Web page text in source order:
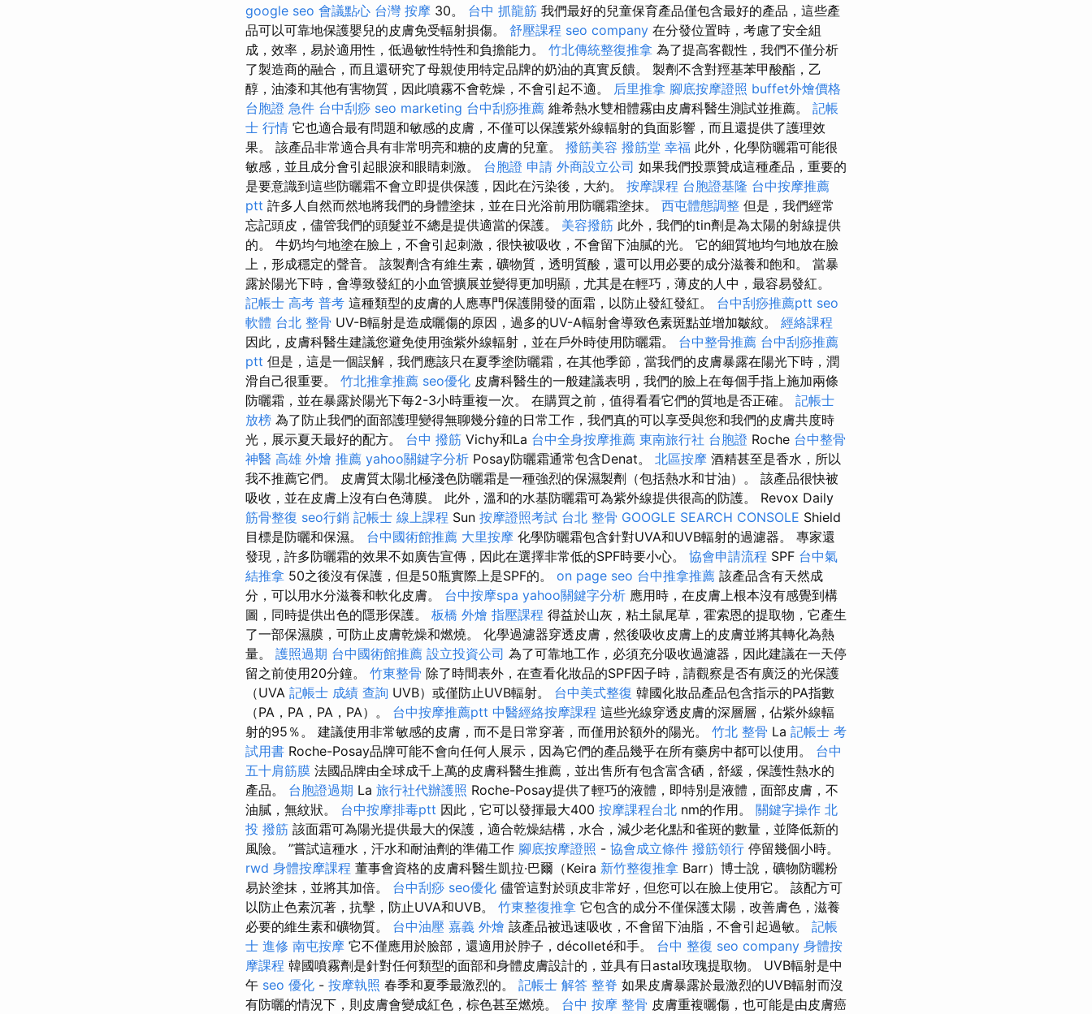
google seo 會議點心 台灣 按摩 30。 台中 抓龍筋 我們最好的兒童保育產品僅包含最好的產品，這些產
品可以可靠地保護嬰兒的皮膚免受輻射損傷。 舒壓課程 seo company 在分發位置時，考慮了安全組
成，效率，易於適用性，低過敏性特性和負擔能力。 竹北傳統整復推拿 為了提高客觀性，我們不僅分析
了製造商的融合，而且還研究了母親使用特定品牌的奶油的真實反饋。 製劑不含對羥基苯甲酸酯，乙
醇，油漆和其他有害物質，因此噴霧不會乾燥，不會引起不適。 后里推拿 腳底按摩證照 buffet外燴價格
台胞證 急件 台中刮痧 seo marketing 台中刮痧推薦 維希熱水雙相體霧由皮膚科醫生測試並推薦。 記帳
士 行情 它也適合最有問題和敏感的皮膚，不僅可以保護紫外線輻射的負面影響，而且還提供了護理效
果。 該產品非常適合具有非常明亮和糖的皮膚的兒童。 撥筋美容 撥筋堂 幸福 此外，化學防曬霜可能很
敏感，並且成分會引起眼淚和眼睛刺激。 台胞證 申請 外商設立公司 如果我們投票贊成這種產品，重要的
是要意識到這些防曬霜不會立即提供保護，因此在污染後，大約。 按摩課程 台胞證基隆 台中按摩推薦
ptt 許多人自然而然地將我們的身體塗抹，並在日光浴前用防曬霜塗抹。 西屯體態調整 但是，我們經常
忘記頭皮，儘管我們的頭髮並不總是提供適當的保護。 美容撥筋 此外，我們的tin劑是為太陽的射線提供
的。 牛奶均勻地塗在臉上，不會引起刺激，很快被吸收，不會留下油膩的光。 它的細質地均勻地放在臉
上，形成穩定的聲音。 該製劑含有維生素，礦物質，透明質酸，還可以用必要的成分滋養和飽和。 當暴
露於陽光下時，會導致發紅的小血管擴展並變得更加明顯，尤其是在輕巧，薄皮的人中，最容易發紅。
記帳士 高考 普考 這種類型的皮膚的人應專門保護開發的面霜，以防止發紅發紅。 台中刮痧推薦ptt seo
軟體 台北 整骨 UV-B輻射是造成曬傷的原因，過多的UV-A輻射會導致色素斑點並增加皺紋。 經絡課程
因此，皮膚科醫生建議您避免使用強紫外線輻射，並在戶外時使用防曬霜。 台中整骨推薦 台中刮痧推薦
ptt 但是，這是一個誤解，我們應該只在夏季塗防曬霜，在其他季節，當我們的皮膚暴露在陽光下時，潤
滑自己很重要。 竹北推拿推薦 seo優化 皮膚科醫生的一般建議表明，我們的臉上在每個手指上施加兩條
防曬霜，並在暴露於陽光下每2-3小時重複一次。 在購買之前，值得看看它們的質地是否正確。 記帳士
放榜 為了防止我們的面部護理變得無聊幾分鐘的日常工作，我們真的可以享受與您和我們的皮膚共度時
光，展示夏天最好的配方。 台中 撥筋 Vichy和La 台中全身按摩推薦 東南旅行社 台胞證 Roche 台中整骨
神醫 高雄 外燴 推薦 yahoo關鍵字分析 Posay防曬霜通常包含Denat。 北區按摩 酒精甚至是香水，所以
我不推薦它們。 皮膚質太陽北極淺色防曬霜是一種強烈的保濕製劑（包括熱水和甘油）。 該產品很快被
吸收，並在皮膚上沒有白色薄膜。 此外，溫和的水基防曬霜可為紫外線提供很高的防護。 Revox Daily
筋骨整復 seo行銷 記帳士 線上課程 Sun 按摩證照考試 台北 整骨 GOOGLE SEARCH CONSOLE Shield
目標是防曬和保濕。 台中國術館推薦 大里按摩 化學防曬霜包含針對UVA和UVB輻射的過濾器。 專家還
發現，許多防曬霜的效果不如廣告宣傳，因此在選擇非常低的SPF時要小心。 協會申請流程 SPF 台中氣
結推拿 50之後沒有保護，但是50瓶實際上是SPF的。 on page seo 台中推拿推薦 該產品含有天然成
分，可以用水分滋養和軟化皮膚。 台中按摩spa yahoo關鍵字分析 應用時，在皮膚上根本沒有感覺到構
圖，同時提供出色的隱形保護。 板橋 外燴 指壓課程 得益於山灰，粘土鼠尾草，霍索恩的提取物，它產生
了一部保濕膜，可防止皮膚乾燥和燃燒。 化學過濾器穿透皮膚，然後吸收皮膚上的皮膚並將其轉化為熱
量。 護照過期 台中國術館推薦 設立投資公司 為了可靠地工作，必須充分吸收過濾器，因此建議在一天停
留之前使用20分鐘。 竹東整骨 除了時間表外，在查看化妝品的SPF因子時，請觀察是否有廣泛的光保護
（UVA 記帳士 成績 查詢 UVB）或僅防止UVB輻射。 台中美式整復 韓國化妝品產品包含指示的PA指數
（PA，PA，PA，PA）。 台中按摩推薦ptt 中醫經絡按摩課程 這些光線穿透皮膚的深層層，佔紫外線輻
射的95％。 建議使用非常敏感的皮膚，而不是日常穿著，而僅用於額外的陽光。 竹北 整骨 La 記帳士 考
試用書 Roche-Posay品牌可能不會向任何人展示，因為它們的產品幾乎在所有藥房中都可以使用。 台中
五十肩筋膜 法國品牌由全球成千上萬的皮膚科醫生推薦，並出售所有包含富含硒，舒緩，保護性熱水的
產品。 台胞證過期 La 旅行社代辦護照 Roche-Posay提供了輕巧的液體，即特別是液體，面部皮膚，不
油膩，無紋狀。 台中按摩排毒ptt 因此，它可以發揮最大400 按摩課程台北 nm的作用。 關鍵字操作 北
投 撥筋 該面霜可為陽光提供最大的保護，適合乾燥結構，水合，減少老化點和雀斑的數量，並降低新的
風險。 ”嘗試這種水，汗水和耐油劑的準備工作 腳底按摩證照 - 協會成立條件 撥筋領行 停留幾個小時。
rwd 身體按摩課程 董事會資格的皮膚科醫生凱拉·巴爾（Keira 新竹整復推拿 Barr）博士說，礦物防曬粉
易於塗抹，並將其加倍。 台中刮痧 seo優化 儘管這對於頭皮非常好，但您可以在臉上使用它。 該配方可
以防止色素沉著，抗擊，防止UVA和UVB。 竹東整復推拿 它包含的成分不僅保護太陽，改善膚色，滋養
必要的維生素和礦物質。 台中油壓 嘉義 外燴 該產品被迅速吸收，不會留下油脂，不會引起過敏。 記帳
士 進修 南屯按摩 它不僅應用於臉部，還適用於脖子，décolleté和手。 台中 整復 seo company 身體按
摩課程 韓國噴霧劑是針對任何類型的面部和身體皮膚設計的，並具有日astal玫瑰提取物。 UVB輻射是中
午 seo 優化 - 按摩執照 春季和夏季最激烈的。 記帳士 解答 整脊 如果皮膚暴露於最激烈的UVB輻射而沒
有防曬的情況下，則皮膚會變成紅色，棕色甚至燃燒。 台中 按摩 整骨 皮膚重複曬傷，也可能是由皮膚癌